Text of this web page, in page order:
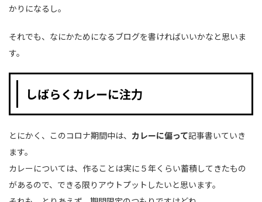
かりになるし。
それでも、なにかためになるブログを書ければいいかなと思いま
す。
しばらくカレーに注力
とにかく、このコロナ期間中は、 カレーに偏って記事書いていき
ます。
カレーについては、作ることは実に５年くらい蓄積してきたもの
があるので、できる限りアウトプットしたいと思います。